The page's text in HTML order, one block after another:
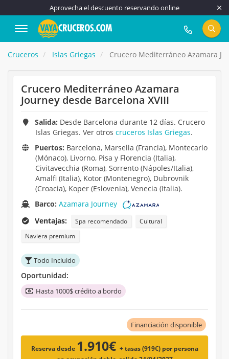
Aprovecha el descuento reservando online
917 815 555
Cruceros Islas Griegas Crucero Mediterráneo Azamara
Crucero Mediterráneo Azamara
Journey desde Barcelona XVIII
Salida: Desde Barcelona durante 12 días. Crucero
Islas Griegas. Ver otros cruceros Islas Griegas.
Puertos: Barcelona, Marsella (Francia), Montecarlo
(Mónaco), Livorno, Pisa y Florencia (Italia),
Civitavecchia (Roma), Sorrento (Nápoles/Italia),
Amalfi (Italia), Kotor (Montenegro), Dubrovnik
(Croacia), Koper (Eslovenia), Venecia (Italia).
Barco:Azamara Journey
Ventajas:
Spa recomendado
Cultural
Naviera premium
Todo Incluido
Oportunidad:
Hasta 1000$ crédito a bordo
Financiación disponible
Reserva desde 1.910€ + tasas (919€) por persona